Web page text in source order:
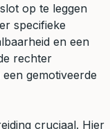
op te leggen
specifieke
en een
rechter
gemotiveerde
cruciaal. Hier